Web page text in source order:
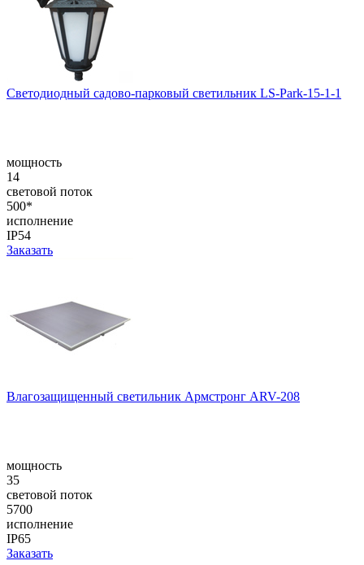
Светодиодный садово-парковый светильник LS-Park-15-1-1
мощность
14
световой поток
500*
исполнение
IP54
Заказать
Влагозащищенный светильник Армстронг ARV-208
мощность
35
световой поток
5700
исполнение
IP65
Заказать